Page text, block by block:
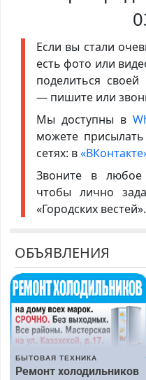
Если вы стали
есть фото или
поделиться
— пишите или
Мы доступны в
можете
сетях: в
Звоните в
чтобы лично
«Городских
ОБЪЯВЛЕНИЯ
БЫТОВАЯ ТЕХНИКА
Ремонт холодильников